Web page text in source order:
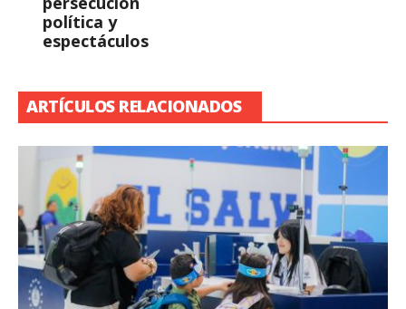
política y
espectáculos
ARTÍCULOS RELACIONADOS